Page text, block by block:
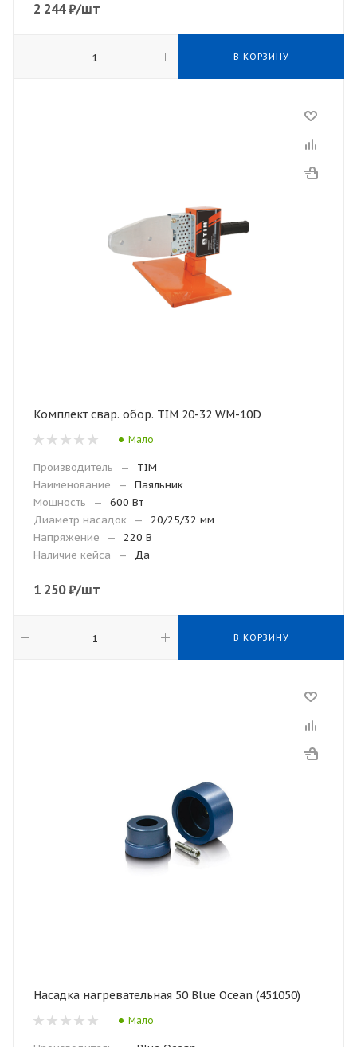
2 244₽/шт
В КОРЗИНУ
Комплект свар. обор. TIM 20-32 WM-10D
Мало
Производитель —
TIM
Наименование
—
Паяльник
Мощность
—
600 Вт
Диаметр насадок
—
20/25/32 мм
Напряжение
—
220 В
Наличие кейса
— Да
1 250₽/шт
В КОРЗИНУ
Насадка нагревательная 50 Blue Ocean (451050)
Мало